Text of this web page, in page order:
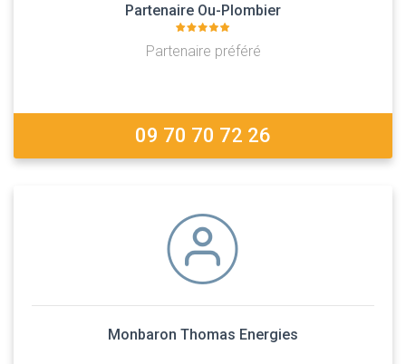
Partenaire Ou-Plombier
Partenaire préféré
09 70 70 72 26
Monbaron Thomas Energies